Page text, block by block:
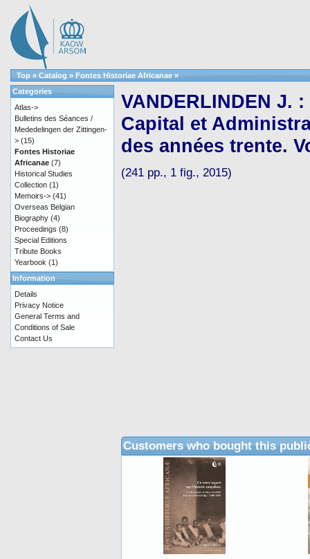
Top » Catalog » Fontes Historiae Africanae »
VANDERLINDEN J.
Capital et
des années trente.
(241 pp., 1 fig., 2015)
Customers who bought this
Categories
Atlas->
Bulletins des Séances /
Mededelingen der Zittingen-
> (15)
Fontes Historiae
Africanae (7)
Historical Studies
Collection (1)
Memoirs-> (41)
Overseas Belgian
Biography (4)
Proceedings (8)
Special Editions
Tribute Books
Yearbook (1)
Information
Details
Privacy Notice
General Terms and
Conditions of Sale
Contact Us